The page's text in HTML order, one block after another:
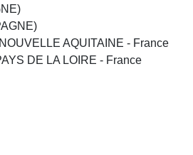
AQUITAINE - France
DE LA LOIRE - France